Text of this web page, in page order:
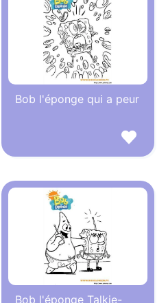
Bob l'éponge qui a peur
Bob l'éponge Talkie-